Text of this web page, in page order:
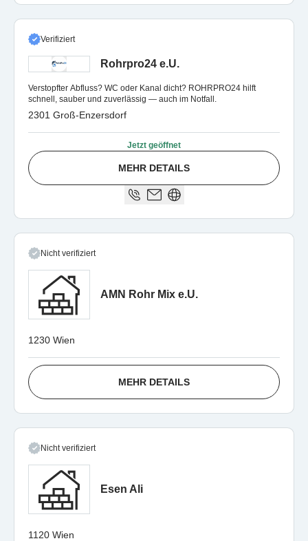
Verifiziert
Rohrpro24 e.U.
Verstopfter Abfluss? WC oder Kanal dicht? ROHRPRO24 hilft
schnell, sauber und zuverlässig — auch im Notfall.
2301 Groß-Enzersdorf
Jetzt geöffnet
MEHR DETAILS
Nicht verifiziert
AMN Rohr Mix e.U.
1230 Wien
MEHR DETAILS
Nicht verifiziert
Esen Ali
1120 Wien